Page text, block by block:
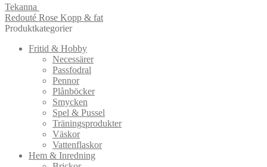
Tekanna
Redouté Rose Kopp & fat
Produktkategorier
Fritid & Hobby
Necessärer
Passfodral
Pennor
Plånböcker
Smycken
Spel & Pussel
Träningsprodukter
Väskor
Vattenflaskor
Hem & Inredning